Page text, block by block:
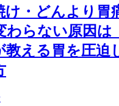
け・どんより胃
わらない原因は
教える胃を圧迫